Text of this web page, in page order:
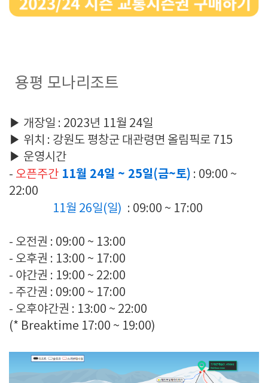
용평 모나리조트
▶ 개장일 : 2023년 11월 24일
▶ 위치 : 강원도 평창군 대관령면 올림픽로 715
▶ 운영시간
- 오픈주간 11월 24일 ~ 25일(금~토) : 09:00 ~
22:00
11월 26일(일) : 09:00 ~ 17:00
- 오전권 : 09:00 ~ 13:00
- 오후권 : 13:00 ~ 17:00
- 야간권 : 19:00 ~ 22:00
- 주간권 : 09:00 ~ 17:00
- 오후야간권 : 13:00 ~ 22:00
(* Breaktime 17:00 ~ 19:00)